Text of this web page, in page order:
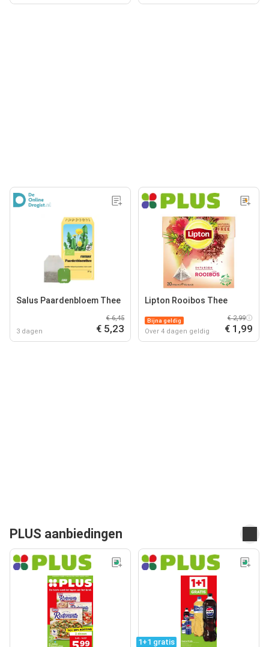
Salus Paardenbloem Thee
3 dagen
€ 6,45
€ 5,23
Lipton Rooibos Thee
Bijna geldig
Over 4 dagen geldig
€ 2,99
€ 1,99
PLUS aanbiedingen
1+1 gratis